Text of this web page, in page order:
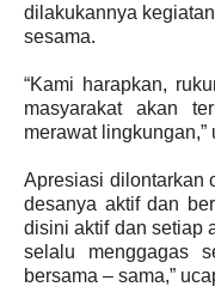
dilakukannya
sesama.
“Kami harapkan,
masyarakat akan
merawat lingkungan,”
Apresiasi dilontarkan
desanya aktif dan
disini aktif dan setiap
selalu menggagas
bersama – sama,”